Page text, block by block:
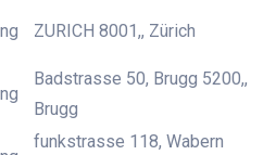
ZURICH 8001,, Zürich
Badstrasse 50, Brugg 5200,,
Brugg
funkstrasse 118, Wabern